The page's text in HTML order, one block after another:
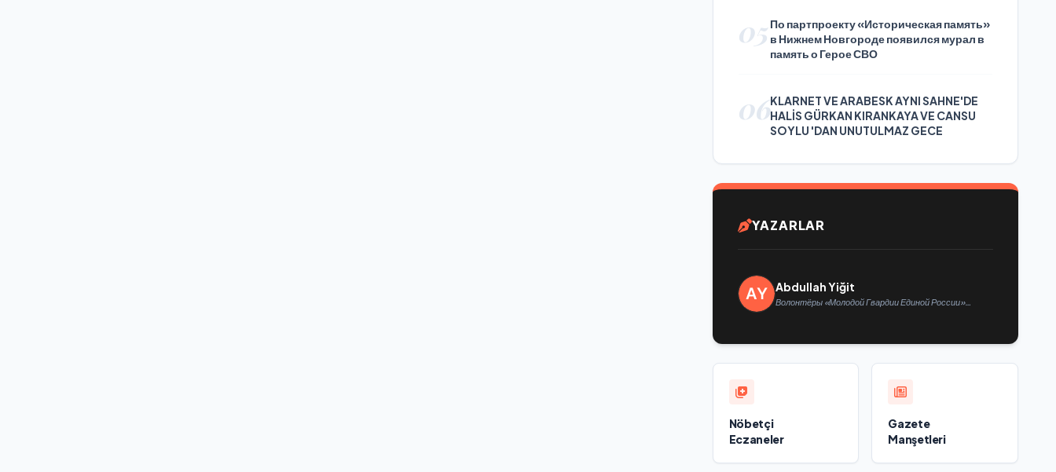
05 По партпроекту «Историческая память»
в Нижнем Новгороде появился мурал в
память о Герое СВО
06KLARNET VE ARABESK AYNI SAHNE'DE
HALİS GÜRKAN KIRANKAYA VE CANSU
SOYLU 'DAN UNUTULMAZ GECE
YAZARLAR
Abdullah Yiğit
Волонтёры «Молодой Гвардии Единой России»
Nöbetçi
Eczaneler
Gazete
Manşetleri